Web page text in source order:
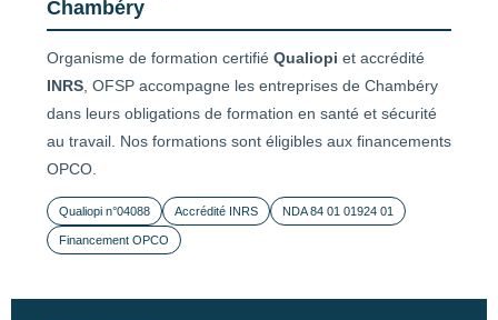
Chambéry
Organisme de formation certifié Qualiopi et accrédité
INRS , OFSP accompagne les entreprises de Chambéry
dans leurs obligations de formation en santé et sécurité
au travail. Nos formations sont éligibles aux financements
OPCO.
Qualiopi n°04088 Accrédité INRS NDA 84 01 01924 01
Financement OPCO